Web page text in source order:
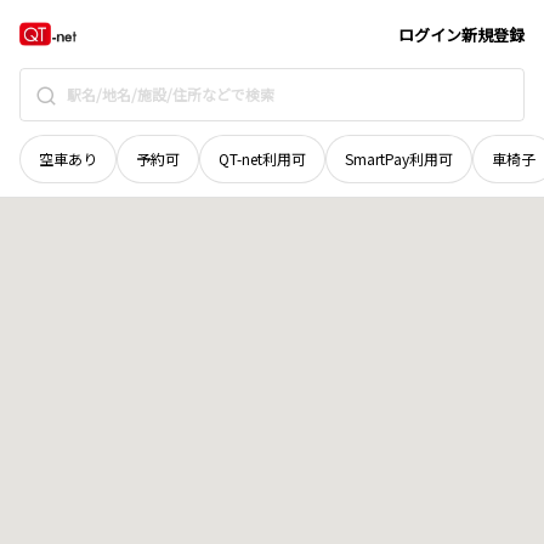
ログイン新規登録
空車あり 予約可 QT-net利用可 SmartPay利用可 車椅子
香川県